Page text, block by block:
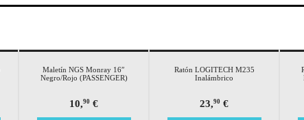
Maletín NGS Monray 16″
Negro/Rojo (PASSENGER)
10,90 €
Ratón LOGITECH M235
Inalámbrico
23,90 €